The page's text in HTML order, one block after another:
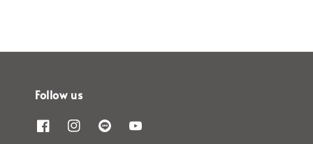
Follow us